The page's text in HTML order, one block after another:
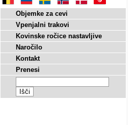
Objemke za cevi
Vpenjalni trakovi
Kovinske ročice nastavljive
Naročilo
Kontakt
Prenesi